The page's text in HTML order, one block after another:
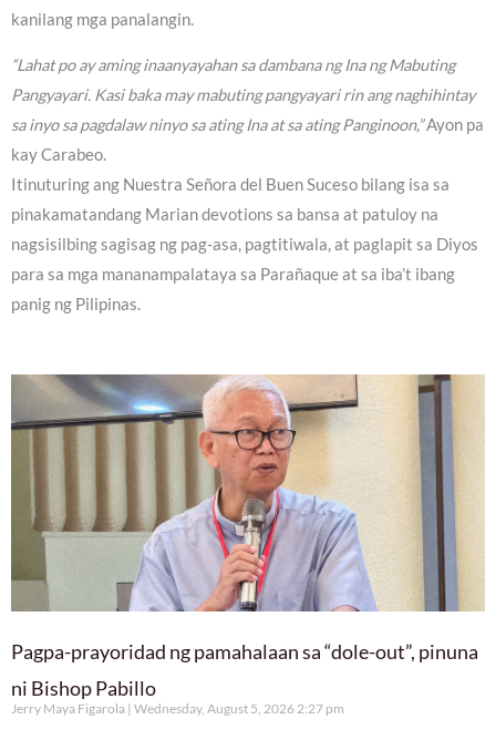
kanilang mga panalangin.
“Lahat po ay aming inaanyayahan sa dambana ng Ina ng Mabuting
Pangyayari. Kasi baka may mabuting pangyayari rin ang naghihintay
sa inyo sa pagdalaw ninyo sa ating Ina at sa ating Panginoon,”Ayon pa
kay Carabeo.
Itinuturing ang Nuestra Señora del Buen Suceso bilang isa sa
pinakamatandang Marian devotions sa bansa at patuloy na
nagsisilbing sagisag ng pag-asa, pagtitiwala, at paglapit sa Diyos
para sa mga mananampalataya sa Parañaque at sa iba’t ibang
panig ng Pilipinas.
Pagpa-prayoridad ng pamahalaan sa “dole-out”, pinuna
ni Bishop Pabillo
Jerry Maya Figarola Wednesday, August 5, 2026 2:27 pm